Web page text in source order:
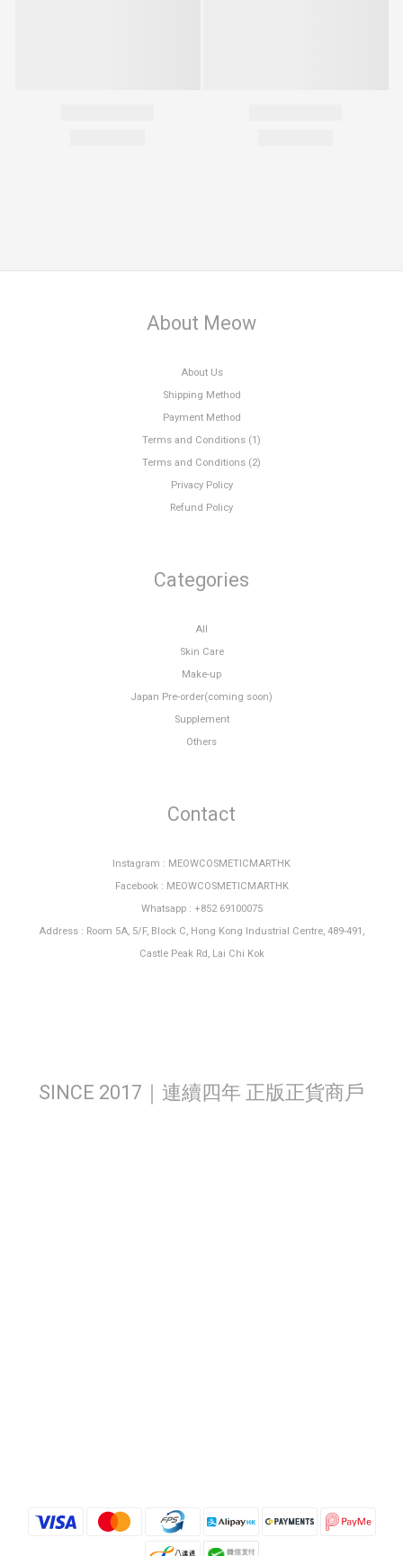
About Meow
About Us
Shipping Method
Payment Method
Terms and Conditions (1)
Terms and Conditions (2)
Privacy Policy
Refund Policy
Categories
All
Skin Care
Make-up
Japan Pre-order(coming soon)
Supplement
Others
Contact
Instagram : MEOWCOSMETICMARTHK
Facebook : MEOWCOSMETICMARTHK
Whatsapp : +852 69100075
Address : Room 5A, 5/F, Block C, Hong Kong Industrial Centre, 489-491,
Castle Peak Rd, Lai Chi Kok
SINCE 2017｜連續四年 正版正貨商戶